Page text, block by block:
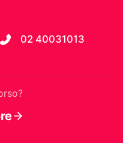
02 40031013